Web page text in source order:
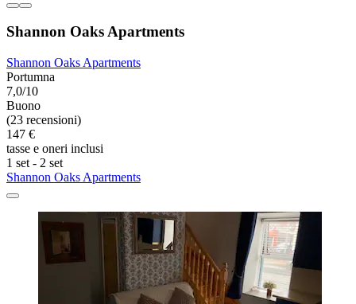
Shannon Oaks Apartments
Shannon Oaks Apartments
Portumna
7,0/10
Buono
(23 recensioni)
147 €
tasse e oneri inclusi
1 set - 2 set
Shannon Oaks Apartments